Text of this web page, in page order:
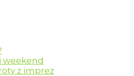
weekend
z imprez